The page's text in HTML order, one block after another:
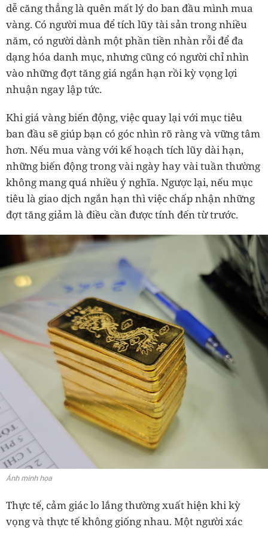
dễ căng thẳng là quên mất lý do ban đầu mình mua
vàng. Có người mua để tích lũy tài sản trong nhiều
năm, có người dành một phần tiền nhàn rỗi để đa
dạng hóa danh mục, nhưng cũng có người chỉ nhìn
vào những đợt tăng giá ngắn hạn rồi kỳ vọng lợi
nhuận ngay lập tức.
Khi giá vàng biến động, việc quay lại với mục tiêu
ban đầu sẽ giúp bạn có góc nhìn rõ ràng và vững tâm
hơn. Nếu mua vàng với kế hoạch tích lũy dài hạn,
những biến động trong vài ngày hay vài tuần thường
không mang quá nhiều ý nghĩa. Ngược lại, nếu mục
tiêu là giao dịch ngắn hạn thì việc chấp nhận những
đợt tăng giảm là điều cần được tính đến từ trước.
Ảnh minh họa
Thực tế, cảm giác lo lắng thường xuất hiện khi kỳ
vọng và thực tế không giống nhau. Một người xác